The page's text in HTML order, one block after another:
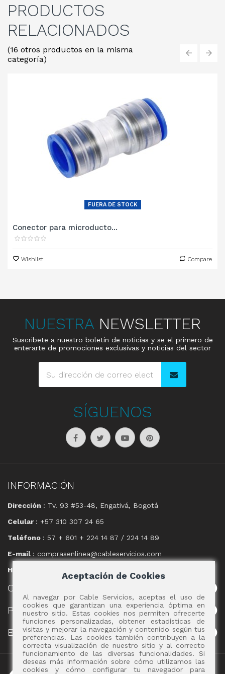
PRODUCTOS
RELACIONADOS
(16 otros productos en la misma
categoría)
FUERA DE STOCK
Conector para microducto...
Wishlist Compare
NUESTRA NEWSLETTER
Suscribete a nuestro boletín de noticias y se el primero de
enterarte de promociones exclusivas y noticias del sector
SÍGUENOS
INFORMACIÓN
Dirección : Tv. 93 #53-48, Engativá, Bogotá
Celular : +57 310 307 24 65
Teléfono : 57 + 601 + 224 14 87 / 224 14 89
E-mail : comprasenlinea@cableservicios.com
Horario
CABLE
POLÍTICAS
EVENTOS
Aceptación de Cookies
Al navegar por Cable Servicios, aceptas el uso de
cookies que garantizan una experiencia óptima en
nuestro sitio. Estas cookies nos permiten ofrecerte
funciones personalizadas, obtener estadísticas de
visitas y mejorar la navegación y contenido según tus
preferencias. Las cookies también contribuyen a la
correcta visualización de nuestro sitio y al correcto
funcionamiento de las diversas funcionalidades. Si
deseas más información sobre cómo utilizamos las
cookies y cómo configurar tu navegador para
Copyright 2017 - Cable Servicios S.A.